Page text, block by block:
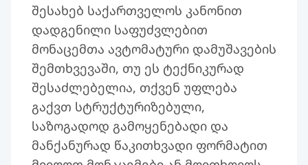
შესახებ საქართველოს კანონით
დადგენილი საფუძვლებით
მონაცემთა ავტომატური დამუშავების
შემთხვევაში, თუ ეს ტექნიკურად
შესაძლებელია, თქვენ უფლება
გაქვთ სტრუქტურიზებული,
საზოგადოდ გამოყენებადი და
მანქანურად წაკითხვადი ფორმატით